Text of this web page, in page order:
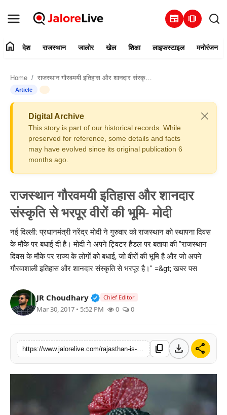
newspaper amp_stories
संपर्क करें
राजस्थान
खेल
शिक्षा
लाइफस्टाइल
मनोरंजन
तकनीक
विशेष
बिज़नेस
home देश राजस्थान जालोर खेल शिक्षा लाइफस्टाइल मनोरंजन
Home राजस्थान गौरवमयी इतिहास और शानदार संस्कृति से भरपूर वीरों की भूमि- मोदी
Article
Digital Archive
This story is part of our historical records. While
preserved for reference, some details and facts
may have evolved since its original publication 6
months ago.
राजस्थान गौरवमयी इतिहास और शानदार
संस्कृति से भरपूर वीरों की भूमि- मोदी
नई दिल्ली: प्रधानमंत्री नरेंद्र मोदी ने गुरुवार को राजस्थान को स्थापना दिवस
के मौके पर बधाई दी है। मोदी ने अपने ट्विटर हैंडल पर बताया की ''राजस्थान
दिवस के मौके पर राज्य के लोगों को बधाई, जो वीरों की भूमि है और जो अपने
गौरवाशाली इतिहास और शानदार संस्कृति से भरपूर है।'' =&gt; खबर पस
JR Choudhary Verified Public Figure • 30 Mar,
Chief Editor
Mar 30, 2017 • 5:52 PM 0 0
content_copy download share